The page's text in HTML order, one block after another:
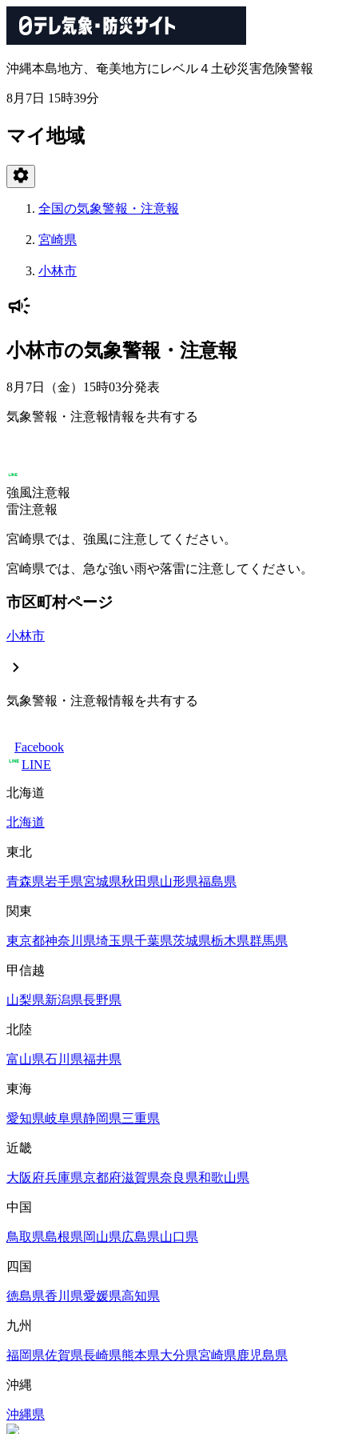
沖縄本島地方、奄美地方にレベル４土砂災害危険警報
8月7日 15時39分
マイ地域
全国の気象警報・注意報
宮崎県
小林市
小林市の気象警報・注意報
8月7日（金）15時03分発表
気象警報・注意報情報を共有する
強風注意報
雷注意報
宮崎県では、強風に注意してください。
宮崎県では、急な強い雨や落雷に注意してください。
市区町村ページ
小林市
気象警報・注意報情報を共有する
Facebook
LINE
北海道
北海道
東北
青森県岩手県宮城県秋田県山形県福島県
関東
東京都神奈川県埼玉県千葉県茨城県栃木県群馬県
甲信越
山梨県新潟県長野県
北陸
富山県石川県福井県
東海
愛知県岐阜県静岡県三重県
近畿
大阪府兵庫県京都府滋賀県奈良県和歌山県
中国
鳥取県島根県岡山県広島県山口県
四国
徳島県香川県愛媛県高知県
九州
福岡県佐賀県長崎県熊本県大分県宮崎県鹿児島県
沖縄
沖縄県